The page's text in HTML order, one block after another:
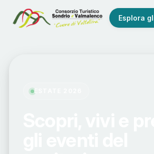
Esplora
ESTATE 2026